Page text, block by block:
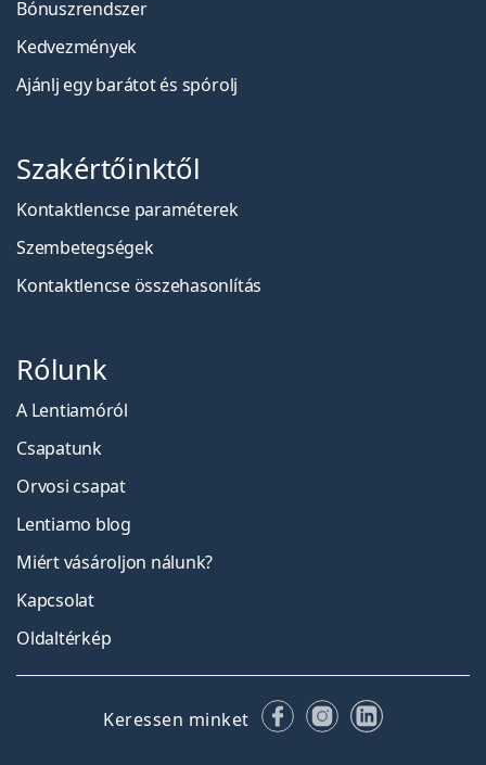
Bónuszrendszer
Kedvezmények
Ajánlj egy barátot és spórolj
Szakértőinktől
Kontaktlencse paraméterek
Szembetegségek
Kontaktlencse összehasonlítás
Rólunk
A Lentiamóról
Csapatunk
Orvosi csapat
Lentiamo blog
Miért vásároljon nálunk?
Kapcsolat
Oldaltérkép
Keressen minket FacebookInstagram
LinkedIn